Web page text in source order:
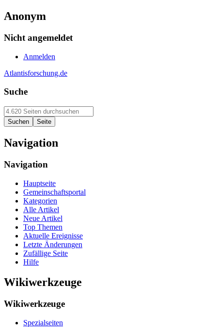
Anonym
Nicht angemeldet
Anmelden
Atlantisforschung.de
Suche
Navigation
Navigation
Hauptseite
Gemeinschaftsportal
Kategorien
Alle Artikel
Neue Artikel
Top Themen
Aktuelle Ereignisse
Letzte Änderungen
Zufällige Seite
Hilfe
Wikiwerkzeuge
Wikiwerkzeuge
Spezialseiten